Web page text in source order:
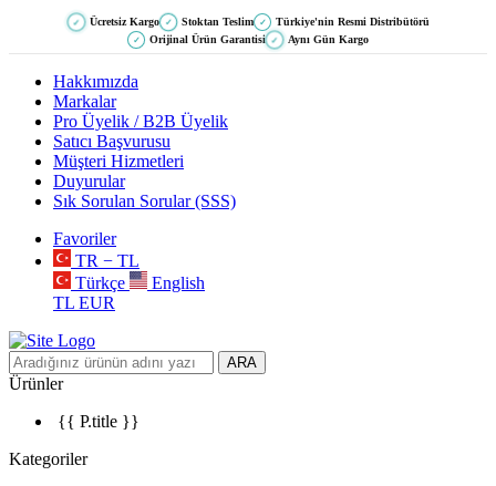
✓ Ücretsiz Kargo ✓ Stoktan Teslim ✓ Türkiye'nin Resmi Distribütörü
✓ Orijinal Ürün Garantisi ✓ Aynı Gün Kargo
Hakkımızda
Markalar
Pro Üyelik / B2B Üyelik
Satıcı Başvurusu
Müşteri Hizmetleri
Duyurular
Sık Sorulan Sorular (SSS)
Favoriler
TR − TL
Türkçe
English
TL EUR
ARA
Ürünler
{{ P.title }}
Kategoriler